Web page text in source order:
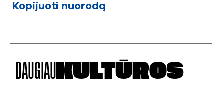
Kopijuoti nuorodą
DAUGIAU KULTŪROS